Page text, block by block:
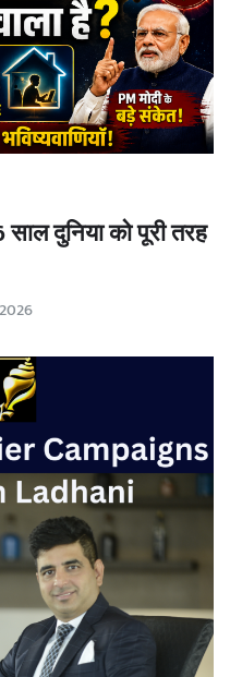
दुनिया को पूरी तरह